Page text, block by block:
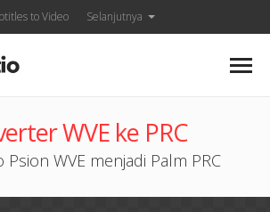
to Video Selanjutnya
WVE ke PRC
Psion WVE menjadi Palm PRC